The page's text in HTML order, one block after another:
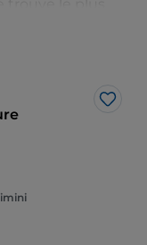
l'Italie, l'
IIe siècle à la
à pied, est la
Malatesta et qui
de la